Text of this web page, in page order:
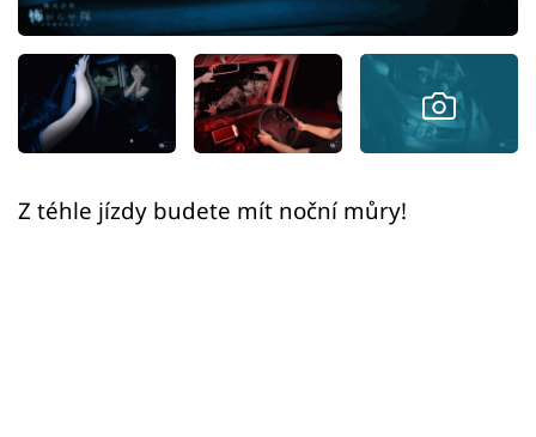
Přihlášení
Sledujte nás
Z téhle jízdy budete mít noční můry!